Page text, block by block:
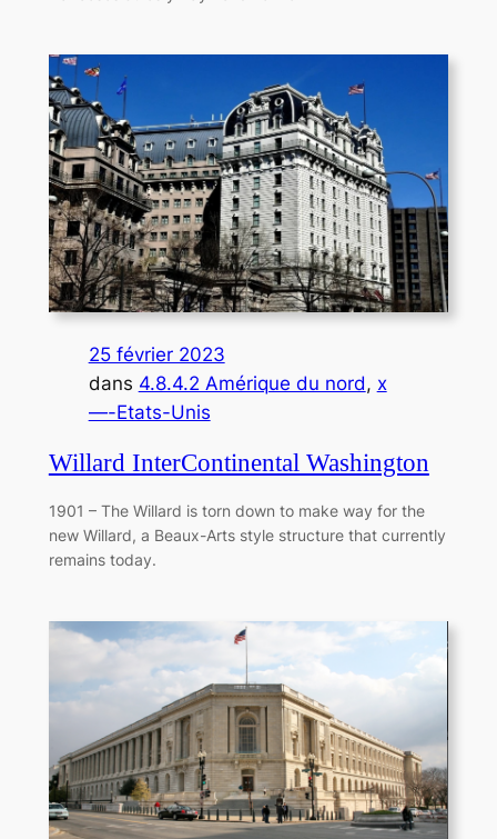
25 février 2023
dans 4.8.4.2 Amérique du nord, x
—-Etats-Unis
Willard InterContinental Washington
1901 – The Willard is torn down to make way for the
new Willard, a Beaux-Arts style structure that currently
remains today.